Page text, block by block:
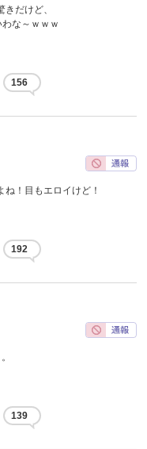
だけど、
な～ｗｗｗ
156
！目もエロイけど！
192
139